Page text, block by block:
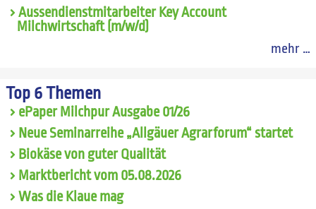
Aussendienstmitarbeiter Key Account
Milchwirtschaft (m/w/d)
mehr …
Top 6 Themen
ePaper Milchpur Ausgabe 01/26
Neue Seminarreihe „Allgäuer Agrarforum“ startet
Biokäse von guter Qualität
Marktbericht vom 05.08.2026
Was die Klaue mag